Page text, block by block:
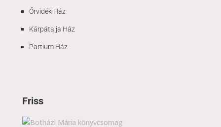
Őrvidék Ház
Kárpátalja Ház
Partium Ház
Friss